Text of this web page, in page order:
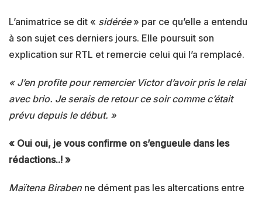
L’animatrice se dit « sidérée» par ce qu’elle a entendu
à son sujet ces derniers jours. Elle poursuit son
explication sur RTL et remercie celui qui l’a remplacé.
« J’en profite pour remercier Victor d’avoir pris le relai
avec brio. Je serais de retour ce soir comme c’était
prévu depuis le début. »
« Oui oui, je vous confirme on s’engueule dans les
rédactions..! »
Maïtena Biraben ne dément pas les altercations entre